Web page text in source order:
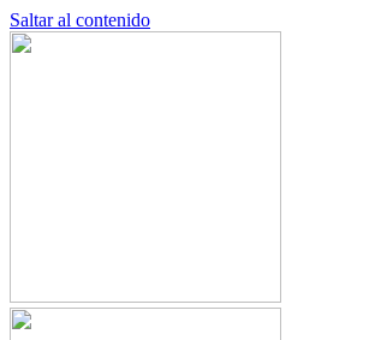
Saltar al contenido